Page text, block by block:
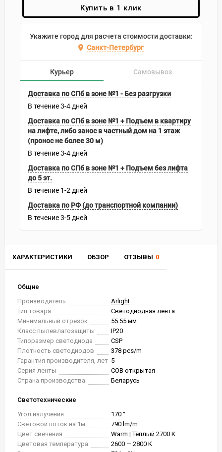
ХАРАКТЕРИСТИКИ ОБЗОР ОТЗЫВЫ 0
Общие
Производитель
Arlight
Тип товара
Светодиодная лента
Минимальный отрезок
55.55 мм
Класс пылевлагозащиты
IP20
Типоразмер светодиода
CSP
Плотность светодиодов
378 pcs/m
Гарантия производителя, лет 5
Серия ленты
COB открытая
Страна производства
Беларусь
Светотехнические
Угол излучения
170 °
Световой поток на 1м
790 lm/m
Цвет свечения
Warm | Тёплый 2700 K
Цветовая температура
2600 — 2800 K
Купить в 1 клик
Укажите город для расчета стоимости доставки:
Санкт-Петербург
Курьер Самовывоз
Доставка по СПб в зоне №1 - Без разгрузки
В течение3-4 дней
Доставка по СПб в зоне №1 + Подъем в квартиру
на лифте, либо занос в частный дом на 1 этаж
(пронос не более 30 м)
В течение3-4 дней
Доставка по СПб в зоне №1 + Подъем без лифта
до 5 эт.
В течение 1-2 дней
Доставка по РФ (до транспортной компании)
В течение3-5 дней